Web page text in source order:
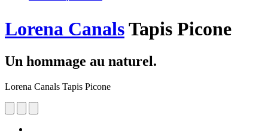
Lorena CanalsTapis Picone
Un hommage au naturel.
Lorena Canals Tapis Picone